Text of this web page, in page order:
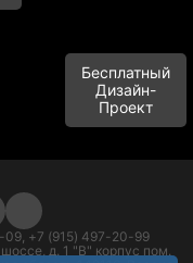
Бесплатный
Дизайн-
Проект
+7 (915) 497-20-99
д. 1 "В" корпус пом.